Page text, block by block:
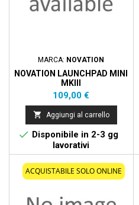
MARCA: NOVATION
NOVATION LAUNCHPAD MINI
MKIII
Prezzo
109,00 €
 Aggiungi al carrello
 Disponibile in 2-3 gg
lavorativi
ACQUISTABILE SOLO ONLINE